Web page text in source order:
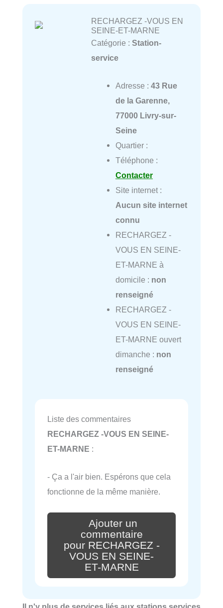
RECHARGEZ -VOUS EN
SEINE-ET-MARNE
Catégorie : Station-
service
Adresse : 43 Rue
de la Garenne,
77000 Livry-sur-
Seine
Quartier :
Téléphone :
Contacter
Site internet :
Aucun site internet
connu
RECHARGEZ -
VOUS EN SEINE-
ET-MARNE à
domicile : non
renseigné
RECHARGEZ -
VOUS EN SEINE-
ET-MARNE ouvert
dimanche : non
renseigné
Liste des commentaires
RECHARGEZ -VOUS EN SEINE-
ET-MARNE :
- Ça a l'air bien. Espérons que cela
fonctionne de la même manière.
Ajouter un
commentaire
pour RECHARGEZ -
VOUS EN SEINE-
ET-MARNE